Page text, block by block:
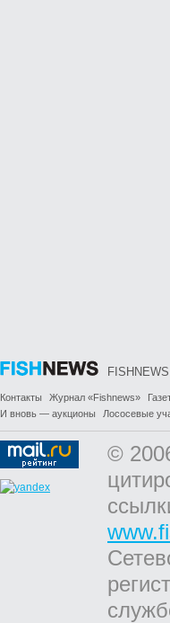
Контакты Журнал «Fishnews»
И вновь — аукционы
Лососевые
©